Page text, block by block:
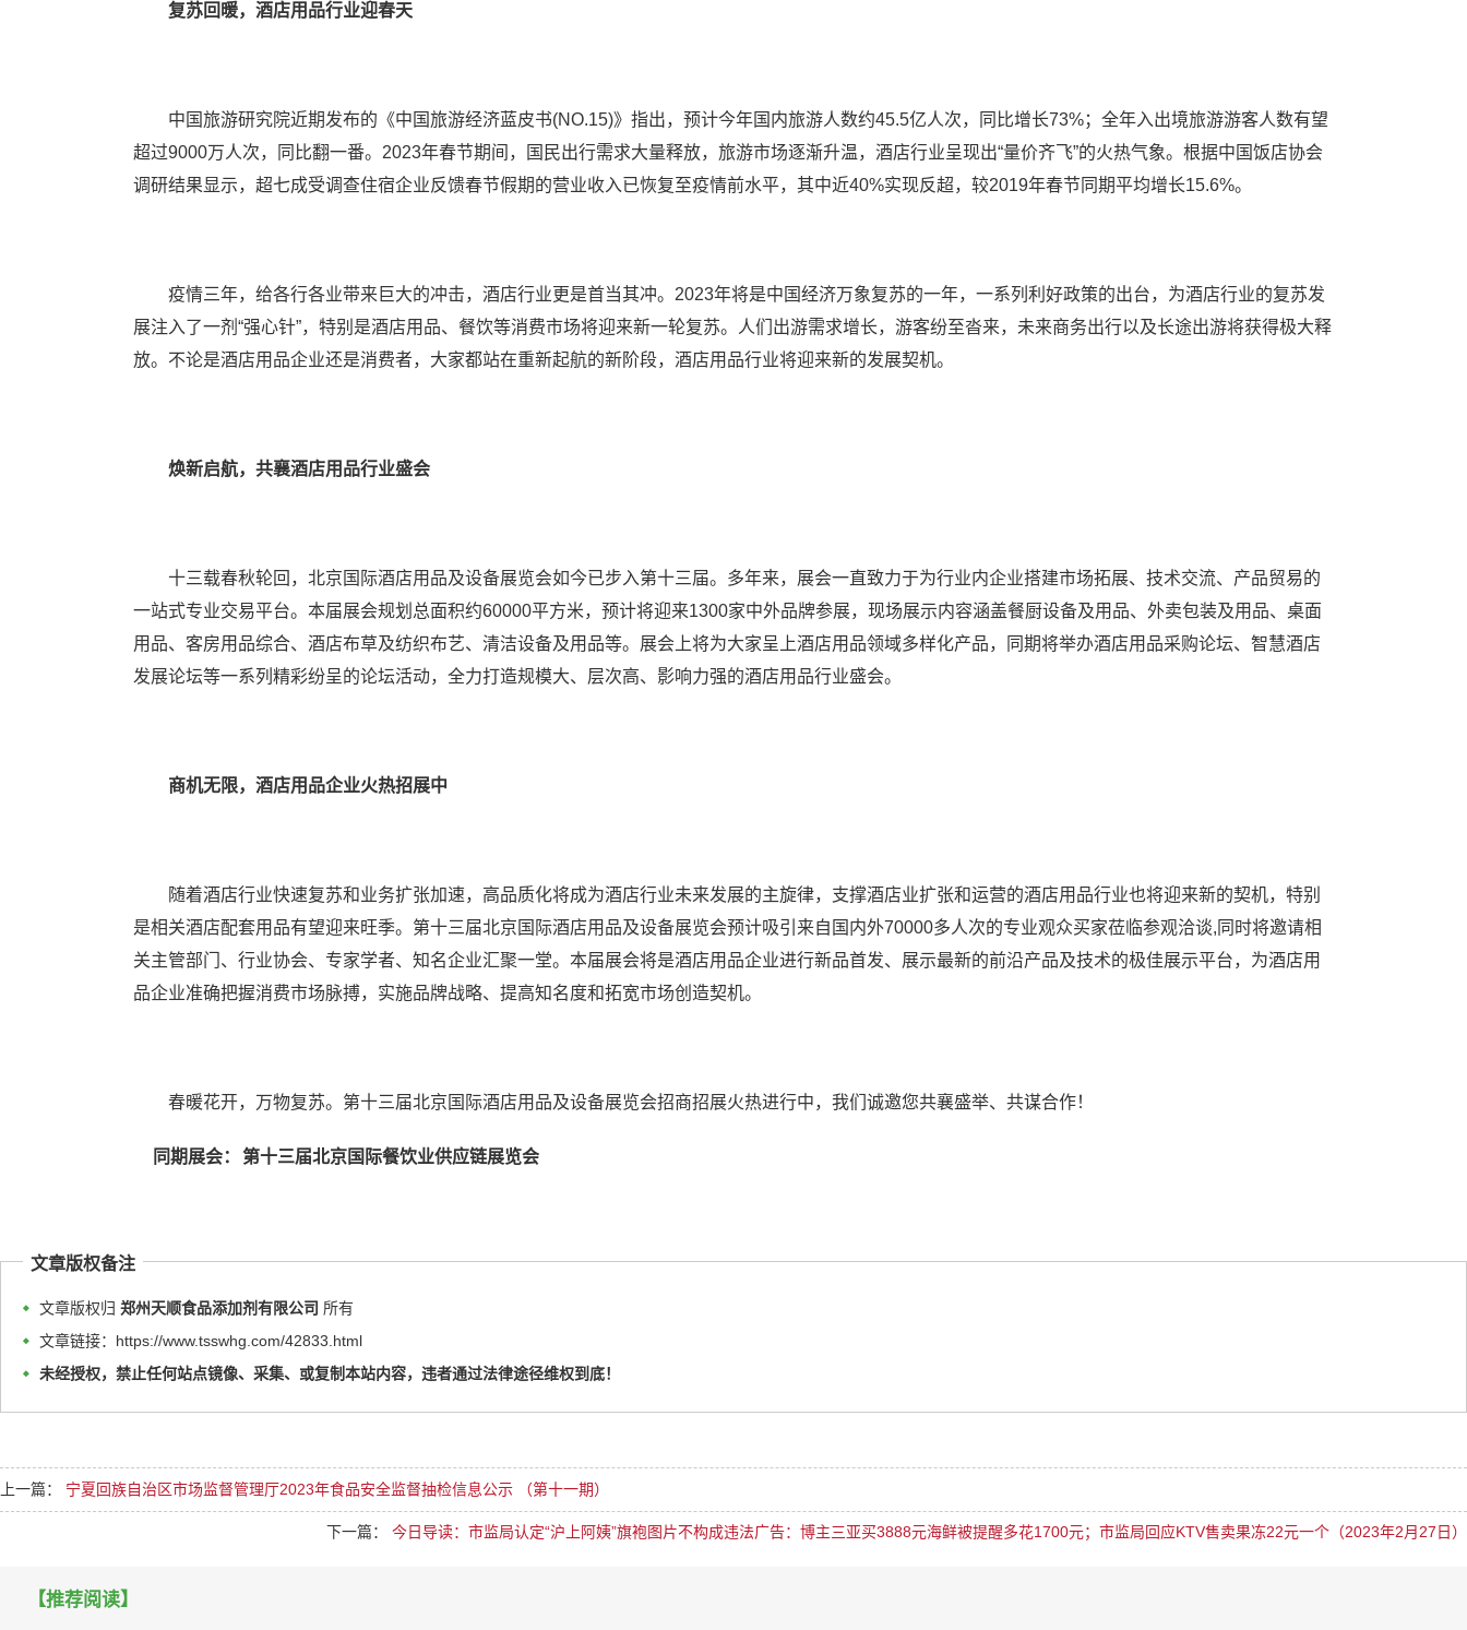
复苏回暖，酒店用品行业迎春天
中国旅游研究院近期发布的《中国旅游经济蓝皮书(NO.15)》指出，预计今年国内旅游人数约45.5亿人次，同比增长73%；全年入出境旅游游客人数有望
超过9000万人次，同比翻一番。2023年春节期间，国民出行需求大量释放，旅游市场逐渐升温，酒店行业呈现出“量价齐飞”的火热气象。根据中国饭店协会
调研结果显示，超七成受调查住宿企业反馈春节假期的营业收入已恢复至疫情前水平，其中近40%实现反超，较2019年春节同期平均增长15.6%。
疫情三年，给各行各业带来巨大的冲击，酒店行业更是首当其冲。2023年将是中国经济万象复苏的一年，一系列利好政策的出台，为酒店行业的复苏发
展注入了一剂“强心针”，特别是酒店用品、餐饮等消费市场将迎来新一轮复苏。人们出游需求增长，游客纷至沓来，未来商务出行以及长途出游将获得极大释
放。不论是酒店用品企业还是消费者，大家都站在重新起航的新阶段，酒店用品行业将迎来新的发展契机。
焕新启航，共襄酒店用品行业盛会
十三载春秋轮回，北京国际酒店用品及设备展览会如今已步入第十三届。多年来，展会一直致力于为行业内企业搭建市场拓展、技术交流、产品贸易的
一站式专业交易平台。本届展会规划总面积约60000平方米，预计将迎来1300家中外品牌参展，现场展示内容涵盖餐厨设备及用品、外卖包装及用品、桌面
用品、客房用品综合、酒店布草及纺织布艺、清洁设备及用品等。展会上将为大家呈上酒店用品领域多样化产品，同期将举办酒店用品采购论坛、智慧酒店
发展论坛等一系列精彩纷呈的论坛活动，全力打造规模大、层次高、影响力强的酒店用品行业盛会。
商机无限，酒店用品企业火热招展中
随着酒店行业快速复苏和业务扩张加速，高品质化将成为酒店行业未来发展的主旋律，支撑酒店业扩张和运营的酒店用品行业也将迎来新的契机，特别
是相关酒店配套用品有望迎来旺季。第十三届北京国际酒店用品及设备展览会预计吸引来自国内外70000多人次的专业观众买家莅临参观洽谈,同时将邀请相
关主管部门、行业协会、专家学者、知名企业汇聚一堂。本届展会将是酒店用品企业进行新品首发、展示最新的前沿产品及技术的极佳展示平台，为酒店用
品企业准确把握消费市场脉搏，实施品牌战略、提高知名度和拓宽市场创造契机。
春暖花开，万物复苏。第十三届北京国际酒店用品及设备展览会招商招展火热进行中，我们诚邀您共襄盛举、共谋合作！
同期展会： 第十三届北京国际餐饮业供应链展览会
文章版权备注
文章版权归 郑州天顺食品添加剂有限公司 所有
文章链接：https://www.tsswhg.com/42833.html
未经授权，禁止任何站点镜像、采集、或复制本站内容，违者通过法律途径维权到底！
上一篇： 宁夏回族自治区市场监督管理厅2023年食品安全监督抽检信息公示 （第十一期）
下一篇： 今日导读：市监局认定“沪上阿姨”旗袍图片不构成违法广告：博主三亚买3888元海鲜被提醒多花1700元；市监局回应KTV售卖果冻22元一个（2023年2月27日）
【推荐阅读】